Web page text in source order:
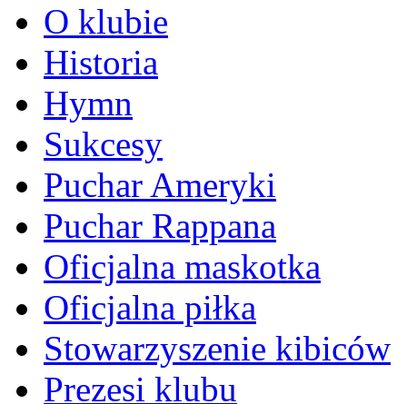
O klubie
Historia
Hymn
Sukcesy
Puchar Ameryki
Puchar Rappana
Oficjalna maskotka
Oficjalna piłka
Stowarzyszenie kibiców
Prezesi klubu